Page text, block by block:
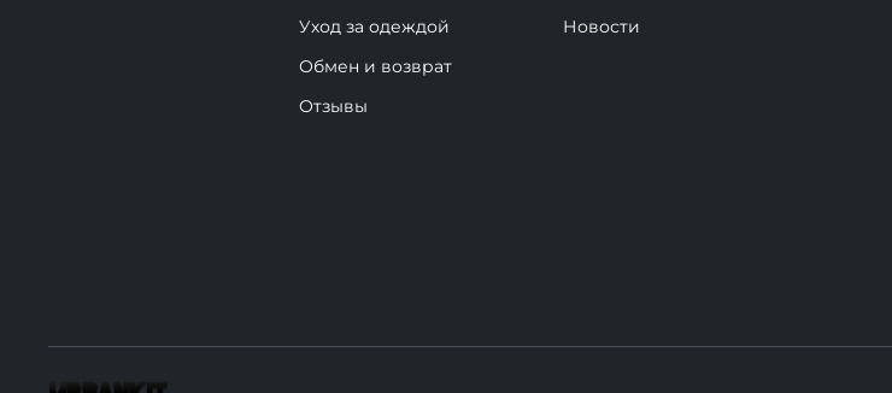
Уход за одеждой
Обмен и возврат
Отзывы
Новости